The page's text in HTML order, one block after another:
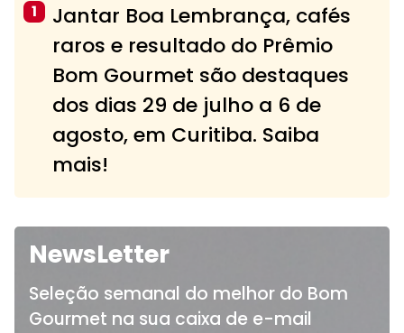
1
Jantar Boa Lembrança, cafés
raros e resultado do Prêmio
Bom Gourmet são destaques
dos dias 29 de julho a 6 de
agosto, em Curitiba. Saiba
mais!
NewsLetter
Seleção semanal do melhor do Bom
Gourmet na sua caixa de e-mail